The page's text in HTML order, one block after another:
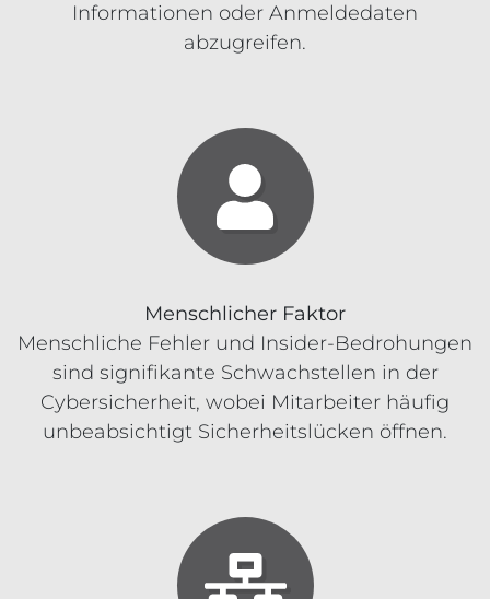
Informationen oder Anmeldedaten
abzugreifen.
Menschlicher Faktor
Menschliche Fehler und Insider-Bedrohungen
sind signifikante Schwachstellen in der
Cybersicherheit, wobei Mitarbeiter häufig
unbeabsichtigt Sicherheitslücken öffnen.